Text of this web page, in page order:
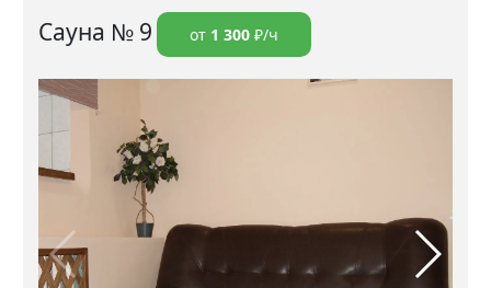
Сауна № 9 от 1 300 ₽/ч